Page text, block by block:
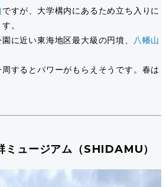
ですが、大学構内にあるため立ち入りに
。
に近い東海地区最大級の円墳、
八幡山
するとパワーがもらえそうです。春は
ミュージアム（SHIDAMU）